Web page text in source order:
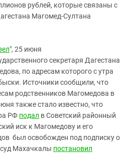
рублей, которые связаны с
Магомед-Султана
", 25 июня
секретаря Дагестана
по адресам которого с утра
Источники сообщили, что
родственников Магомедова в
также стало известно, что
РФ подал в Советский районный
иск к Магомедову и его
был освобожден под подписку о
Махачкалы постановил